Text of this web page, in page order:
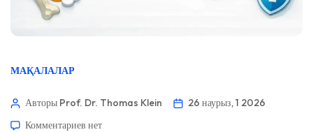
МАҚАЛАЛАР
Авторы Prof. Dr. Thomas Klein
26 наурыз, 1 2026
Комментариев нет